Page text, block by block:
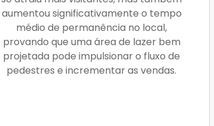
aumentou significativamente o tempo
médio de permanência no local,
provando que uma área de lazer bem
projetada pode impulsionar o fluxo de
pedestres e incrementar as vendas.